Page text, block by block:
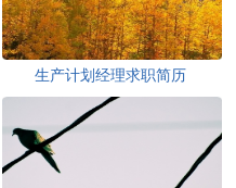
生产计划经理求职简历